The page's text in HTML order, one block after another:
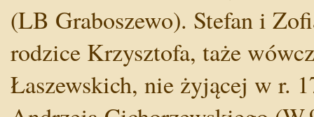
(LB Graboszewo). Stefan i
rodzice Krzysztofa, taże
Łaszewskich, nie żyjącej w r.